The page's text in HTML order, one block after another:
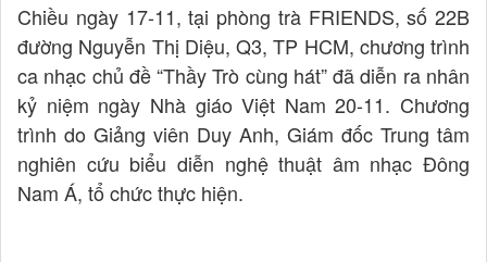
Chiều ngày 17-11, tại phòng trà FRIENDS, số 22B
đường Nguyễn Thị Diệu, Q3, TP HCM, chương trình
ca nhạc chủ đề “Thầy Trò cùng hát” đã diễn ra nhân
kỷ niệm ngày Nhà giáo Việt Nam 20-11. Chương
trình do Giảng viên Duy Anh, Giám đốc Trung tâm
nghiên cứu biểu diễn nghệ thuật âm nhạc Đông
Nam Á, tổ chức thực hiện.